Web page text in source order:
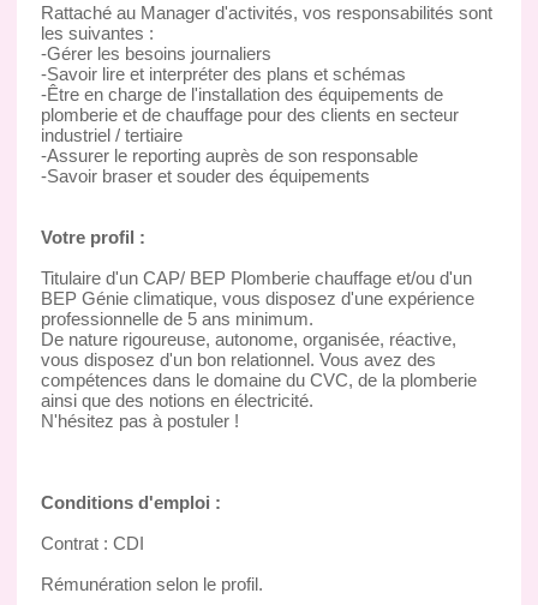
Rattaché au Manager d'activités, vos responsabilités sont
les suivantes :
-Gérer les besoins journaliers
-Savoir lire et interpréter des plans et schémas
-Être en charge de l'installation des équipements de
plomberie et de chauffage pour des clients en secteur
industriel / tertiaire
-Assurer le reporting auprès de son responsable
-Savoir braser et souder des équipements
Votre profil :
Titulaire d'un CAP/ BEP Plomberie chauffage et/ou d'un
BEP Génie climatique, vous disposez d'une expérience
professionnelle de 5 ans minimum.
De nature rigoureuse, autonome, organisée, réactive,
vous disposez d'un bon relationnel. Vous avez des
compétences dans le domaine du CVC, de la plomberie
ainsi que des notions en électricité.
N'hésitez pas à postuler !
Conditions d'emploi :
Contrat : CDI
Rémunération selon le profil.